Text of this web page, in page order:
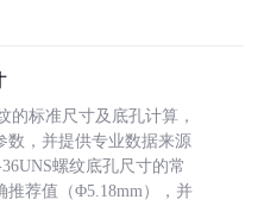
的标准尺寸及底孔计算，
数，并提供专业数据来源
螺纹底孔尺寸的常
推荐值（Φ5.18mm），并